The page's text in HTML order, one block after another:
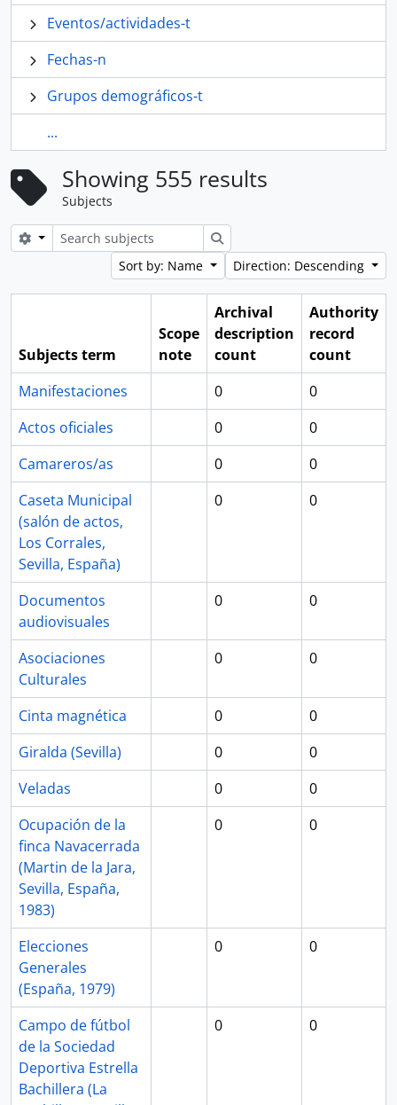
Eventos/actividades-t
Fechas-n
Grupos demográficos-t
...
Showing 555 results
Subjects
Search options
Search
Sort by: Name
Direction: Descending
Subjects term
Scope
note
Archival
description
count
Authority
record
count
Manifestaciones
0
0
Actos oficiales
0
0
Camareros/as
0
0
Caseta Municipal
(salón de actos,
Los Corrales,
Sevilla, España)
0 0
Documentos
audiovisuales
0 0
Asociaciones
Culturales
0 0
Cinta magnética 0
0
Giralda (Sevilla)
0
0
Veladas
0
0
Ocupación de la
finca Navacerrada
(Martin de la Jara,
Sevilla, España,
1983)
0 0
Elecciones
Generales
(España, 1979)
0 0
Campo de fútbol
de la Sociedad
Deportiva Estrella
Bachillera (La
0 0